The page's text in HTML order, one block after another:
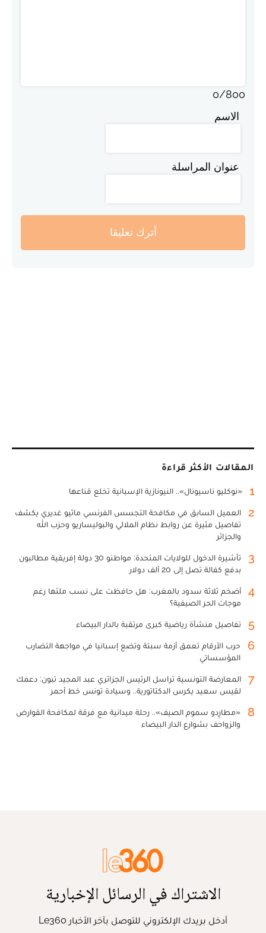
0/800
الاسم
عنوان المراسلة
أترك تعليقا
المقالات الأكثر قراءة
1 «نوكليو ناسيونال».. النيونازية الإسبانية تخلع قناعها
2
العميل السابق في مكافحة التجسس الفرنسي ماثيو غديري يكشف
تفاصيل مثيرة عن روابط نظام الملالي والبوليساريو وحزب الله
والجزائر
3
تأشيرة الدخول للولايات المتحدة: مواطنو 30 دولة إفريقية مطالبون
بدفع كفالة تصل إلى 20 ألف دولار
4
أضخم ثلاثة سدود بالمغرب: هل حافظت على نسب ملئها رغم
موجات الحر الصيفية؟
5 تفاصيل منشأة رياضية كبرى مرتقبة بالدار البيضاء
6
حرب الأرقام تعمق أزمة سبتة وتضع إسبانيا في مواجهة التضارب
المؤسساتي
7
المعارضة التونسية تراسل الرئيس الجزائري عبد المجيد تبون: دعمك
لقيس سعيد يكرس الدكتاتورية.. وسيادة تونس خط أحمر
8
«مطارِدو سموم الصيف».. رحلة ميدانية مع فرقة لمكافحة القوارض
والزواحف بشوارع الدار البيضاء
الاشتراك في الرسائل الإخبارية
أدخل بريدك الإلكتروني للتوصل بآخر الأخبار Le360